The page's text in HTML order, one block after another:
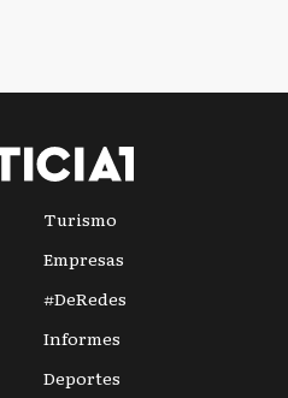
Turismo
Empresas
#DeRedes
Informes
Deportes